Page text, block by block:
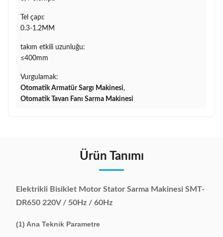
Tel çapı:
0.3-1.2MM
takım etkili uzunluğu:
≤400mm
Vurgulamak:
Otomatik Armatür Sargı Makinesi,
Otomatik Tavan Fanı Sarma Makinesi
Ürün Tanımı
Elektrikli Bisiklet Motor Stator Sarma Makinesi SMT-
DR650 220V / 50Hz / 60Hz
(1) Ana Teknik Parametre